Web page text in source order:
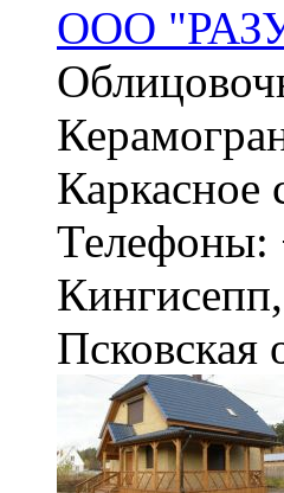
ООО
Каркасное
Телефоны: